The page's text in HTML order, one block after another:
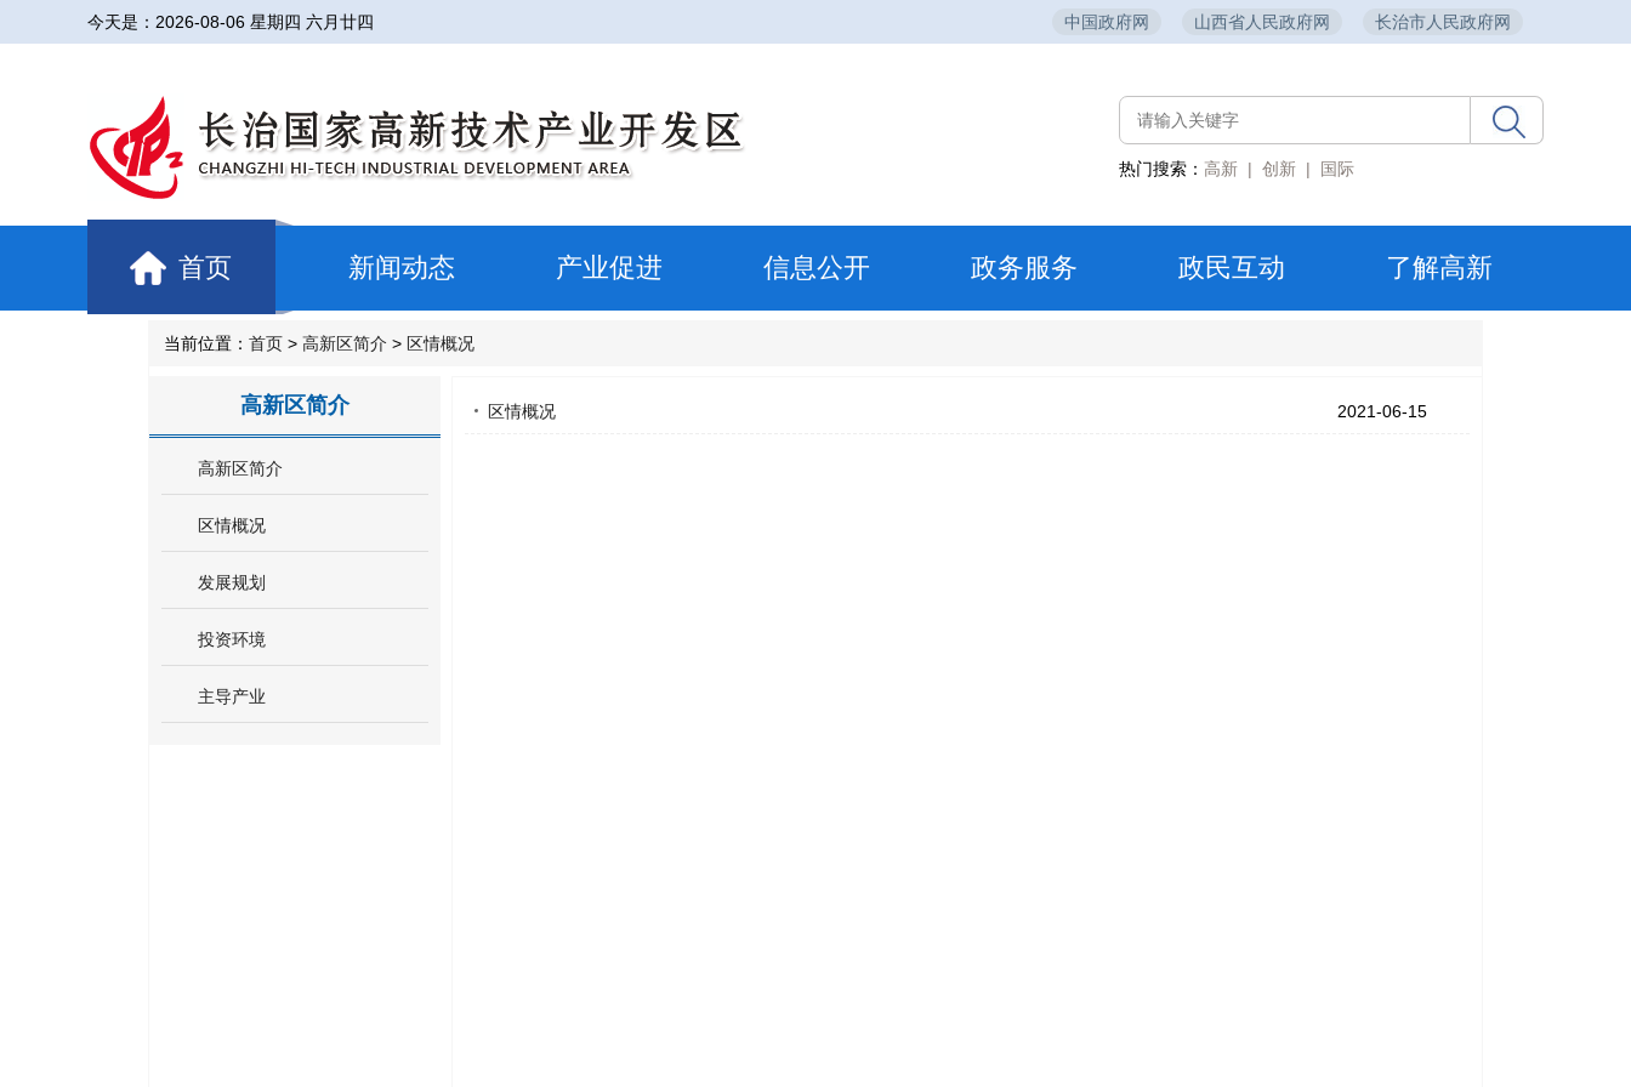
今天是： 2026-08-06 星期四 六月廿四 中国政府网 山西省人民政府网 长治市人民政府网
热门搜索： 高新 | 创新 | 国际
首页 新闻动态 产业促进 信息公开 政务服务 政民互动 了解高新
当前位置： 首页 > 高新区简介 > 区情概况
高新区简介
高新区简介
区情概况
发展规划
投资环境
主导产业
区情概况 2021-06-15